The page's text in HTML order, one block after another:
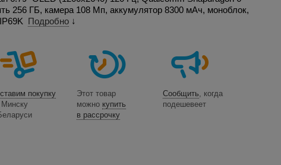
256 ГБ, камера 108 Мп, аккумулятор 8300 мАч, моноблок,
Подробно ↓
покупку
Минску
Этот товар
можно купить
в рассрочку
Сообщить, когда
подешевеет